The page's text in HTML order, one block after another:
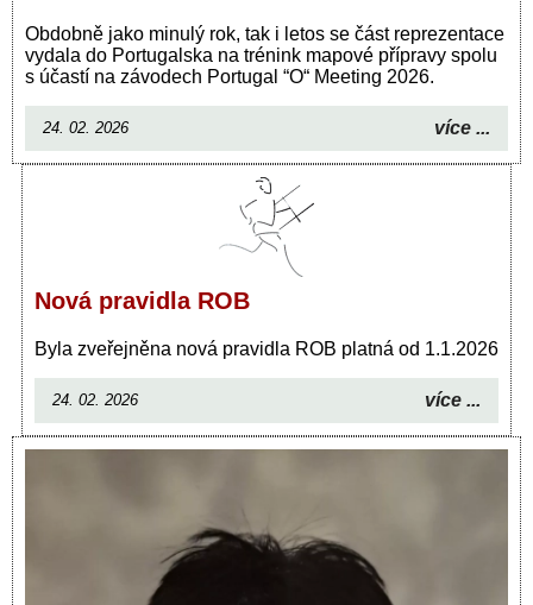
Obdobně jako minulý rok, tak i letos se část reprezentace
vydala do Portugalska na trénink mapové přípravy spolu
s účastí na závodech Portugal “O“ Meeting 2026.
24. 02. 2026 více ...
Nová pravidla ROB
Byla zveřejněna nová pravidla ROB platná od 1.1.2026
24. 02. 2026 více ...